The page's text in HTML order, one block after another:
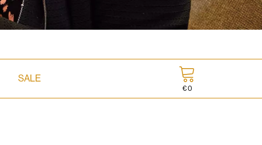
SALE
€0